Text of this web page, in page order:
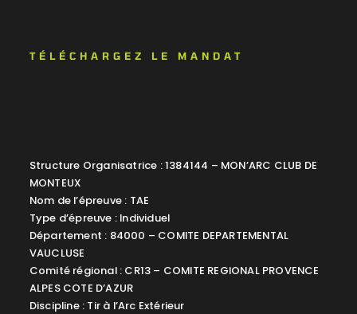
TÉLÉCHARGEZ LE MANDAT
Structure Organisatrice : 1384144 – MON’ARC CLUB DE
MONTEUX
Nom de l’épreuve : TAE
Type d’épreuve : Individuel
Département : 84000 – COMITE DEPARTEMENTAL
VAUCLUSE
Comité régional : CR13 – COMITE REGIONAL PROVENCE
ALPES COTE D’AZUR
Discipline : Tir à l’Arc Extérieur